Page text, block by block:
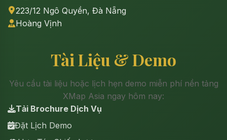
223/12 Ngô Quyền, Đà Nẵng
Hoàng Vịnh
Tài Liệu & Demo
Yêu cầu tài liệu hoặc lịch hẹn demo miễn phí nền tảng
XMap Asia ngay hôm nay:
Tải Brochure Dịch Vụ
Đặt Lịch Demo